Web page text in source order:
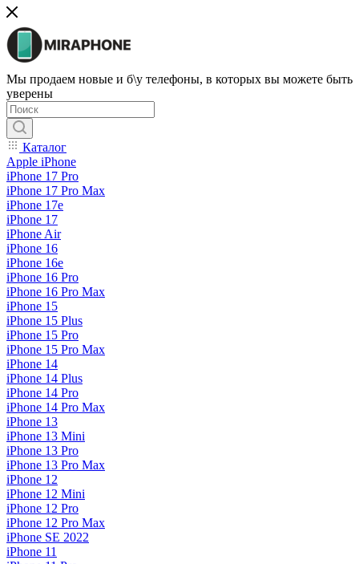
Мы продаем новые и б\у телефоны, в которых вы можете быть
уверены
Каталог
Apple iPhone
iPhone 17 Pro
iPhone 17 Pro Max
iPhone 17e
iPhone 17
iPhone Air
iPhone 16
iPhone 16e
iPhone 16 Pro
iPhone 16 Pro Max
iPhone 15
iPhone 15 Plus
iPhone 15 Pro
iPhone 15 Pro Max
iPhone 14
iPhone 14 Plus
iPhone 14 Pro
iPhone 14 Pro Max
iPhone 13
iPhone 13 Mini
iPhone 13 Pro
iPhone 13 Pro Max
iPhone 12
iPhone 12 Mini
iPhone 12 Pro
iPhone 12 Pro Max
iPhone SE 2022
iPhone 11